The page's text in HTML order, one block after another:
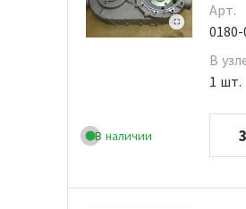
В наличии
Арт.
В
1 шт.